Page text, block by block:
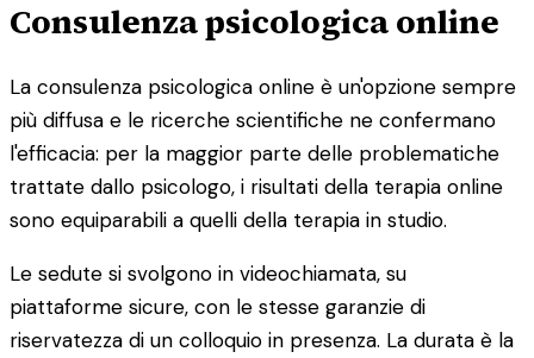
Consulenza psicologica online
La consulenza psicologica online è un'opzione sempre
più diffusa e le ricerche scientifiche ne confermano
l'efficacia: per la maggior parte delle problematiche
trattate dallo psicologo, i risultati della terapia online
sono equiparabili a quelli della terapia in studio.
Le sedute si svolgono in videochiamata, su
piattaforme sicure, con le stesse garanzie di
riservatezza di un colloquio in presenza. La durata è la